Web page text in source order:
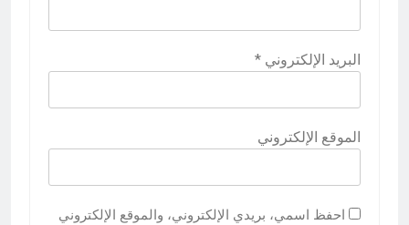
البريد الإلكتروني *
الموقع الإلكتروني
احفظ اسمي، بريدي الإلكتروني، والموقع الإلكتروني